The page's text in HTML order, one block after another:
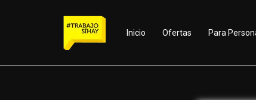
Inicio Ofertas Para